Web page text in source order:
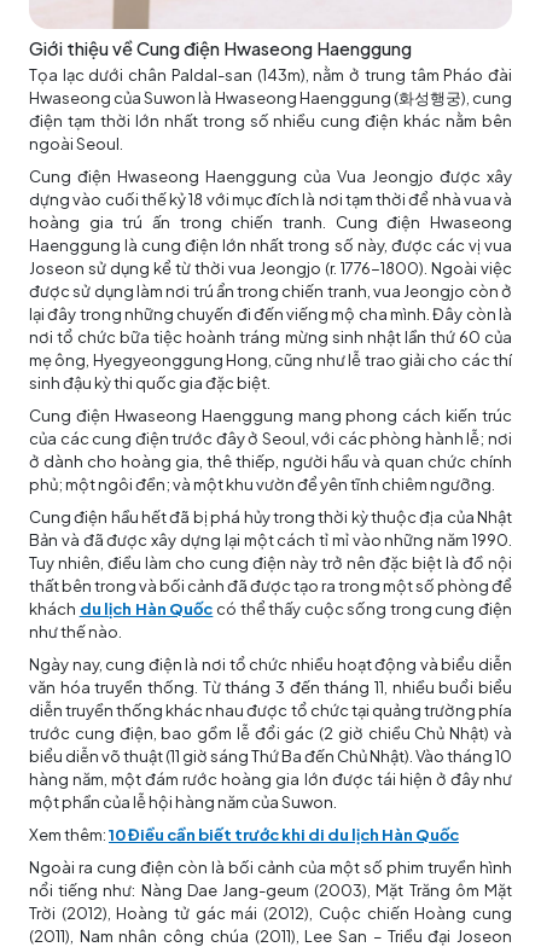
Giới thiệu về Cung điện Hwaseong Haenggung
Tọa lạc dưới chân Paldal-san (143m), nằm ở trung tâm Pháo đài
Hwaseong của Suwon là Hwaseong Haenggung (화성행궁), cung
điện tạm thời lớn nhất trong số nhiều cung điện khác nằm bên
ngoài Seoul.
Cung điện Hwaseong Haenggung của Vua Jeongjo được xây
dựng vào cuối thế kỷ 18 với mục đích là nơi tạm thời để nhà vua và
hoàng gia trú ấn trong chiến tranh. Cung điện Hwaseong
Haenggung là cung điện lớn nhất trong số này, được các vị vua
Joseon sử dụng kể từ thời vua Jeongjo (r. 1776-1800). Ngoài việc
được sử dụng làm nơi trú ẩn trong chiến tranh, vua Jeongjo còn ở
lại đây trong những chuyến đi đến viếng mộ cha mình. Đây còn là
nơi tổ chức bữa tiệc hoành tráng mừng sinh nhật lần thứ 60 của
mẹ ông, Hyegyeonggung Hong, cũng như lễ trao giải cho các thí
sinh đậu kỳ thi quốc gia đặc biệt.
Cung điện Hwaseong Haenggung mang phong cách kiến ​​trúc
của các cung điện trước đây ở Seoul, với các phòng hành lễ; nơi
ở dành cho hoàng gia, thê thiếp, người hầu và quan chức chính
phủ; một ngôi đền; và một khu vườn để yên tĩnh chiêm ngưỡng.
Cung điện hầu hết đã bị phá hủy trong thời kỳ thuộc địa của Nhật
Bản và đã được xây dựng lại một cách tỉ mỉ vào những năm 1990.
Tuy nhiên, điều làm cho cung điện này trở nên đặc biệt là đồ nội
thất bên trong và bối cảnh đã được tạo ra trong một số phòng để
khách du lịch Hàn Quốc có thể thấy cuộc sống trong cung điện
như thế nào.
Ngày nay, cung điện là nơi tổ chức nhiều hoạt động và biểu diễn
văn hóa truyền thống. Từ tháng 3 đến tháng 11, nhiều buổi biểu
diễn truyền thống khác nhau được tổ chức tại quảng trường phía
trước cung điện, bao gồm lễ đổi gác (2 giờ chiều Chủ Nhật) và
biểu diễn võ thuật (11 giờ sáng Thứ Ba đến Chủ Nhật). Vào tháng 10
hàng năm, một đám rước hoàng gia lớn được tái hiện ở đây như
một phần của lễ hội hàng năm của Suwon.
Xem thêm:10 Điều cần biết trước khi di du lịch Hàn Quốc
Ngoài ra cung điện còn là bối cảnh của một số phim truyền hình
nổi tiếng như: Nàng Dae Jang-geum (2003), Mặt Trăng ôm Mặt
Trời (2012), Hoàng tử gác mái (2012), Cuộc chiến Hoàng cung
(2011), Nam nhân công chúa (2011), Lee San – Triều đại Joseon